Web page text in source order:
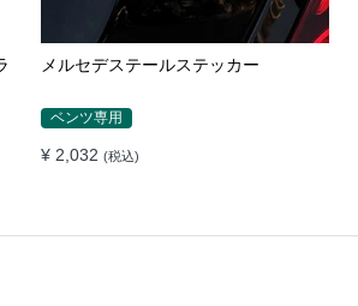
BMW3シリーズ5シリーズM3M5M2フ
カバー修正M標準装飾ステッカー
BMW専用
¥ 1,328 (税込)